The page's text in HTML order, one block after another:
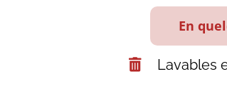
En
Lavables